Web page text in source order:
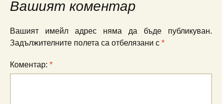
Вашият коментар
Вашият имейл адрес няма да бъде публикуван.
Задължителните полета са отбелязани с *
Коментар: *